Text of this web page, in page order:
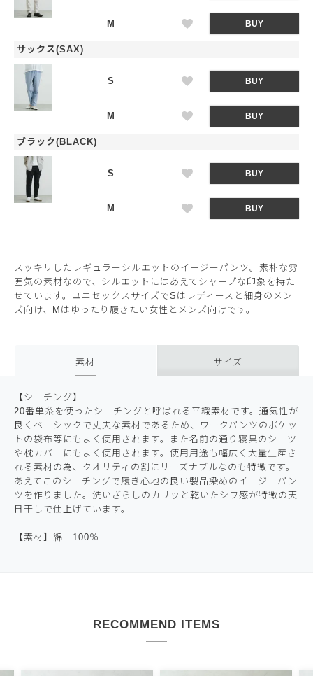
M BUY
サックス(SAX)
S BUY
M BUY
ブラック(BLACK)
S BUY
M BUY
スッキリしたレギュラーシルエットのイージーパンツ。素朴な雰
囲気の素材なので、シルエットにはあえてシャープな印象を持た
せています。ユニセックスサイズでSはレディースと細身のメン
ズ向け、Mはゆったり履きたい女性とメンズ向けです。
素材 サイズ
【シーチング】
20番単糸を使ったシーチングと呼ばれる平織素材です。通気性が
良くベーシックで丈夫な素材であるため、ワークパンツのポケッ
トの袋布等にもよく使用されます。また名前の通り寝具のシーツ
や枕カバーにもよく使用されます。使用用途も幅広く大量生産さ
れる素材の為、クオリティの割にリーズナブルなのも特徴です。
あえてこのシーチングで履き心地の良い製品染めのイージーパン
ツを作りました。洗いざらしのカリッと乾いたシワ感が特徴の天
日干しで仕上げています。
【素材】綿 100％
RECOMMEND ITEMS